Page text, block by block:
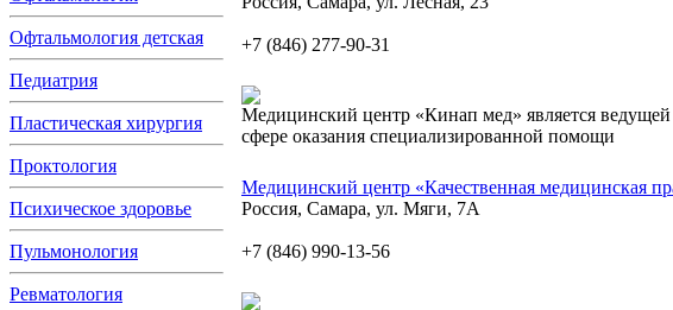
Офтальмология детская
Педиатрия
Пластическая хирургия
Проктология
Психическое здоровье
Пульмонология
Ревматология
+7 (846) 277-90-31
Медицинский центр «Кинап мед» является
сфере оказания специализированной помощи
Медицинский центр «Качественная медицинская
Россия, Самара, ул. Мяги, 7А
+7 (846) 990-13-56